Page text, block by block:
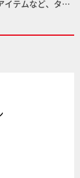
イテムなど、タカ